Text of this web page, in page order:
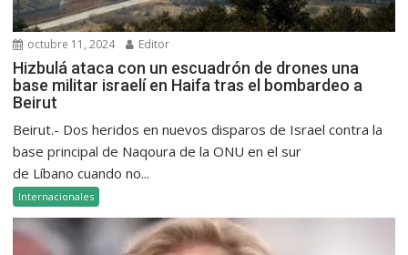
octubre 11, 2024 Editor
Hizbulá ataca con un escuadrón de drones una
base militar israelí en Haifa tras el bombardeo a
Beirut
Beirut.- Dos heridos en nuevos disparos de Israel contra la
base principal de Naqoura de la ONU en el sur
de Líbano cuando no...
Internacionales